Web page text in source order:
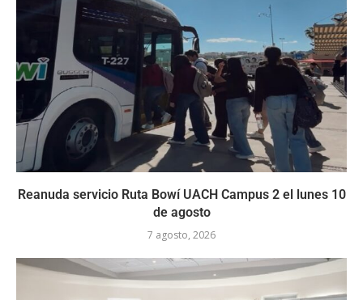
Reanuda servicio Ruta Bowí UACH Campus 2 el lunes 10
de agosto
7 agosto, 2026